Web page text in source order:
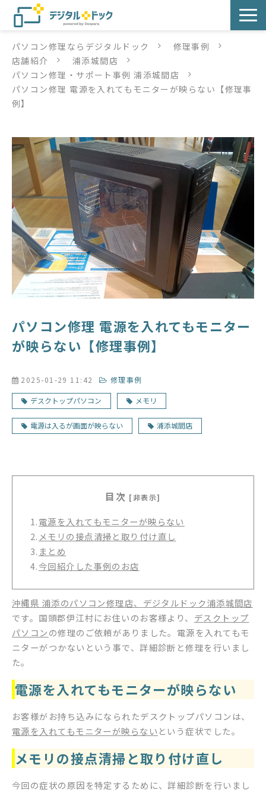
パソコン修理
サービス
店舗紹介
デジタルドックブログ
パソコン修理ならデジタルドック
修理事例
店舗紹介
浦添城間店
パソコン修理・サポート事例 浦添城間店
パソコン修理 電源を入れてもモニターが映らない【修理事
例】
パソコン修理 電源を入れてもモニター
が映らない【修理事例】
2025-01-29 11:42 修理事例
デスクトップパソコン メモリ
電源は入るが画面が映らない 浦添城間店
目次 [非表示]
1.電源を入れてもモニターが映らない
2. メモリの接点清掃と取り付け直し
3. まとめ
4.今回紹介した事例のお店
沖縄県 浦添のパソコン修理店、デジタルドック浦添城間店
です。国頭郡伊江村にお住いのお客様より、 デスクトップ
パソコンの修理のご依頼がありました。電源を入れてもモ
ニターがつかないという事で、詳細診断と修理を行いまし
た。
電源を入れてもモニターが映らない
お客様がお持ち込みになられたデスクトップパソコンは、
電源を入れてもモニターが映らない という症状でした。
メモリの接点清掃と取り付け直し
今回の症状の原因を特定するために、詳細診断を行いまし